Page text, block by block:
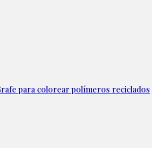
para colorear polímeros reciclados